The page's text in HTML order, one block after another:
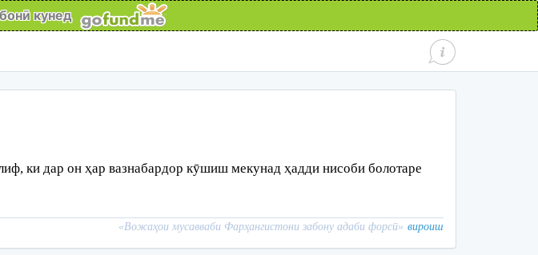
кунед
ки дар он ҳар вазнабардор кӯшиш мекунад ҳадди нисоби болотаре
«Вожаҳои мусавваби Фарҳангистони забону адаби форсӣ» вироиш